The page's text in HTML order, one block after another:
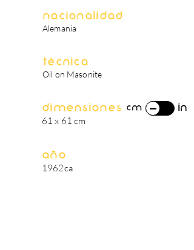
Nacionalidad
Alemania
Técnica
Oil on Masonite
Dimensiones
61 x 61 cm
cm in
Año
1962ca